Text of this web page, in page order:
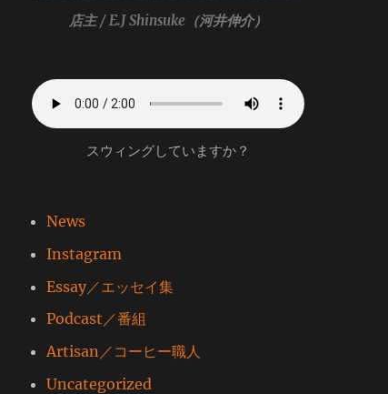
店主 / E.J Shinsuke （河井伸介）
スウィングしていますか？
News
Instagram
Essay／エッセイ集
Podcast／番組
Artisan／コーヒー職人
Uncategorized